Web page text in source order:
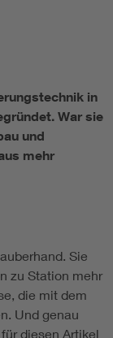
in
War sie
und
mehr
Sie
zu Station mehr
die mit dem
Und genau
diesen Artikel